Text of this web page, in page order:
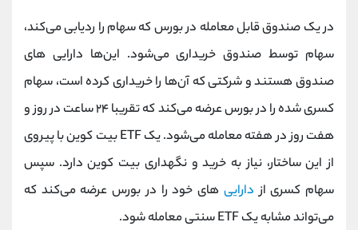
در یک صندوق قابل معامله در بورس که سهام را ردیابی می‌کند،
سهام توسط صندوق خریداری می‌شود. این‌ها دارایی های
صندوق هستند و شرکتی که آن‌ها را خریداری کرده است، سهام
کسری شده را در بورس عرضه می‌کند که تقریبا ۲۴ ساعت در روز و
هفت روز در هفته معامله می‌شود. یک ETF بیت کوین با پیروی
از این ساختار، نیاز به خرید و نگهداری بیت کوین دارد. سپس
سهام کسری از دارایی‌ های خود را در بورس عرضه می‌کند که
می‌تواند مشابه یک ETF سنتی معامله شود.